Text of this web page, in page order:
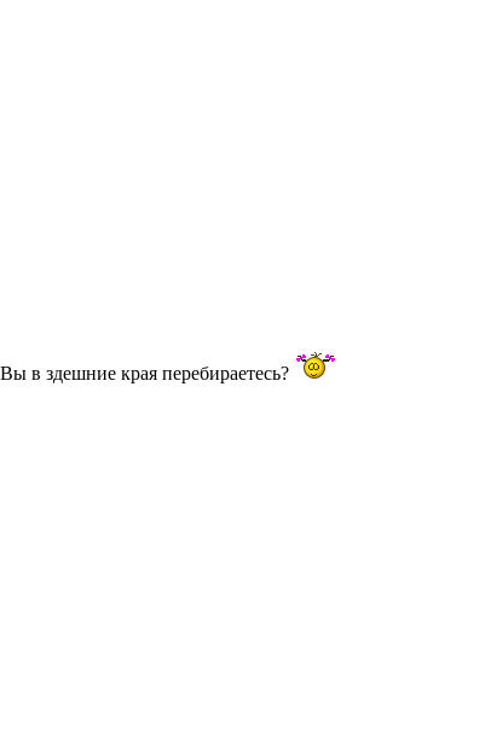
в здешние края перебираетесь?